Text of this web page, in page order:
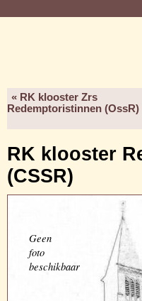
« RK klooster Zrs
Redemptoristinnen (OssR)
RK klooster
(CSSR)
Geen
foto
beschikbaar